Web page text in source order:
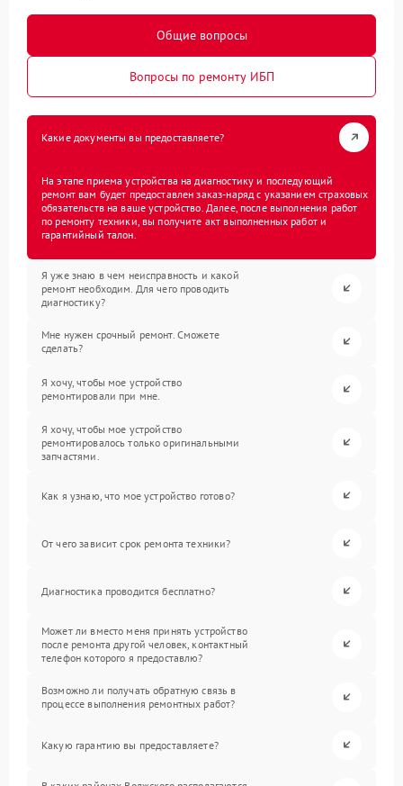
Общие вопросы
Вопросы по ремонту ИБП
Какие документы вы предоставляете?
На этапе приема устройства на диагностику и последующий
ремонт вам будет предоставлен заказ-наряд с указанием страховых
обязательств на ваше устройство. Далее, после выполнения работ
по ремонту техники, вы получите акт выполненных работ и
гарантийный талон.
Я уже знаю в чем неисправность и какой
ремонт необходим. Для чего проводить
диагностику?
Мне нужен срочный ремонт. Сможете
сделать?
Я хочу, чтобы мое устройство
ремонтировали при мне.
Я хочу, чтобы мое устройство
ремонтировалось только оригинальными
запчастями.
Как я узнаю, что мое устройство готово?
От чего зависит срок ремонта техники?
Диагностика проводится бесплатно?
Может ли вместо меня принять устройство
после ремонта другой человек, контактный
телефон которого я предоставлю?
Возможно ли получать обратную связь в
процессе выполнения ремонтных работ?
Какую гарантию вы предоставляете?